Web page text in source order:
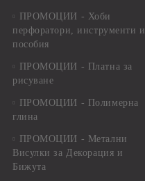
ПРОМОЦИИ - Хоби
перфоратори, инструменти и
пособия
ПРОМОЦИИ - Платна за
рисуване
ПРОМОЦИИ - Полимерна
глина
ПРОМОЦИИ - Метални
Висулки за Декорация и
Бижута